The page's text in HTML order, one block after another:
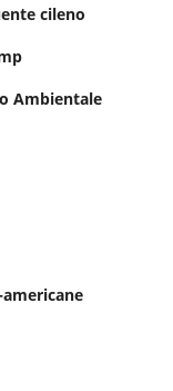
cileno
Ambientale